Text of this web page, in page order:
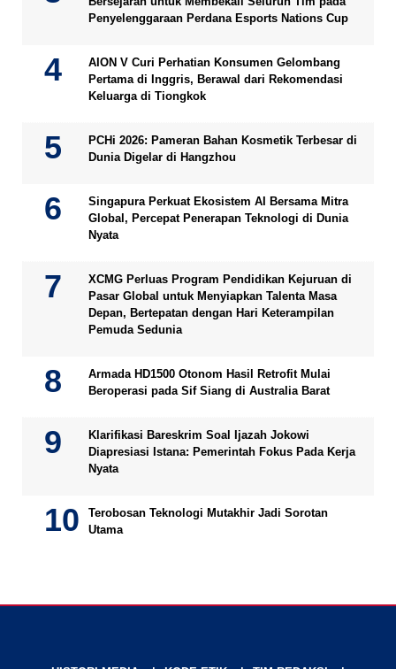
Penyelenggaraan Perdana Esports Nations Cup
AION V Curi Perhatian Konsumen Gelombang
Pertama di Inggris, Berawal dari Rekomendasi
Keluarga di Tiongkok
PCHi 2026: Pameran Bahan Kosmetik Terbesar di
Dunia Digelar di Hangzhou
Singapura Perkuat Ekosistem AI Bersama Mitra
Global, Percepat Penerapan Teknologi di Dunia
Nyata
XCMG Perluas Program Pendidikan Kejuruan di
Pasar Global untuk Menyiapkan Talenta Masa
Depan, Bertepatan dengan Hari Keterampilan
Pemuda Sedunia
Armada HD1500 Otonom Hasil Retrofit Mulai
Beroperasi pada Sif Siang di Australia Barat
Klarifikasi Bareskrim Soal Ijazah Jokowi
Diapresiasi Istana: Pemerintah Fokus Pada Kerja
Nyata
Terobosan Teknologi Mutakhir Jadi Sorotan
Utama